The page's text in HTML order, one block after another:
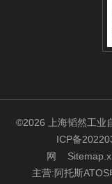
©2026 上海韬然工业
ICP备
网
主营:阿托斯